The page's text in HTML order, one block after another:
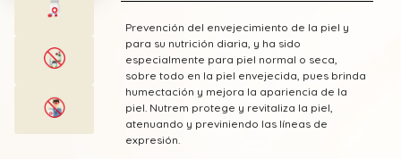
Prevención del envejecimiento de la piel y
para su nutrición diaria, y ha sido
especialmente para piel normal o seca,
sobre todo en la piel envejecida, pues brinda
humectación y mejora la apariencia de la
piel. Nutrem protege y revitaliza la piel,
atenuando y previniendo las líneas de
expresión.